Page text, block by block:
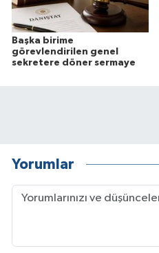
Başka birime
görevlendirilen genel
sekretere döner sermaye
Yorumlar